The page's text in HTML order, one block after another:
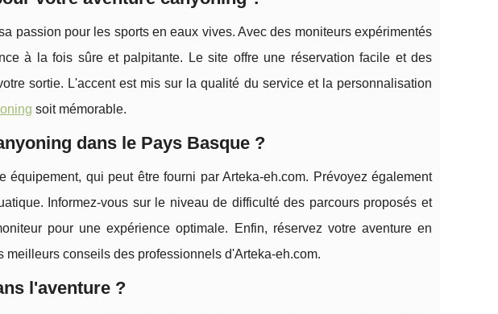
passion pour les sports en eaux vives. Avec des moniteurs expérimentés
à la fois sûre et palpitante. Le site offre une réservation facile et des
sortie. L'accent est mis sur la qualité du service et la personnalisation
soit mémorable.
dans le Pays Basque ?
qui peut être fourni par Arteka-eh.com. Prévoyez également
Informez-vous sur le niveau de difficulté des parcours proposés et
pour une expérience optimale. Enfin, réservez votre aventure en
conseils des professionnels d'Arteka-eh.com.
l'aventure ?